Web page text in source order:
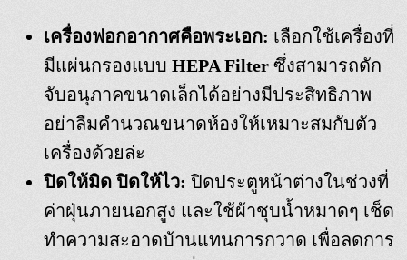
เครื่องฟอกอากาศคือพระเอก: เลือกใช้เครื่องที่
มีแผ่นกรองแบบ HEPA Filter ซึ่งสามารถดัก
จับอนุภาคขนาดเล็กได้อย่างมีประสิทธิภาพ
อย่าลืมคำนวณขนาดห้องให้เหมาะสมกับตัว
เครื่องด้วยล่ะ
ปิดให้มิด ปิดให้ไว: ปิดประตูหน้าต่างในช่วงที่
ค่าฝุ่นภายนอกสูง และใช้ผ้าชุบน้ำหมาดๆ เช็ด
ทำความสะอาดบ้านแทนการกวาด เพื่อลดการ